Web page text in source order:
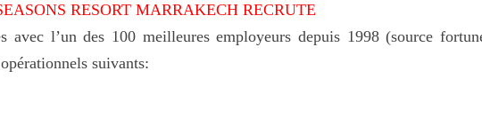
RESORT MARRAKECH RECRUTE
avec l’un des 100 meilleures employeurs depuis 1998 (source
suivants: